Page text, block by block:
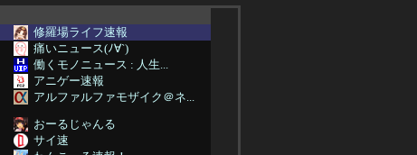
修羅場ライフ速報
痛いニュース(ﾉ∀`)
働くモノニュース : 人生...
アニゲー速報
アルファルファモザイク＠ネ...
おーるじゃんる
サイ速